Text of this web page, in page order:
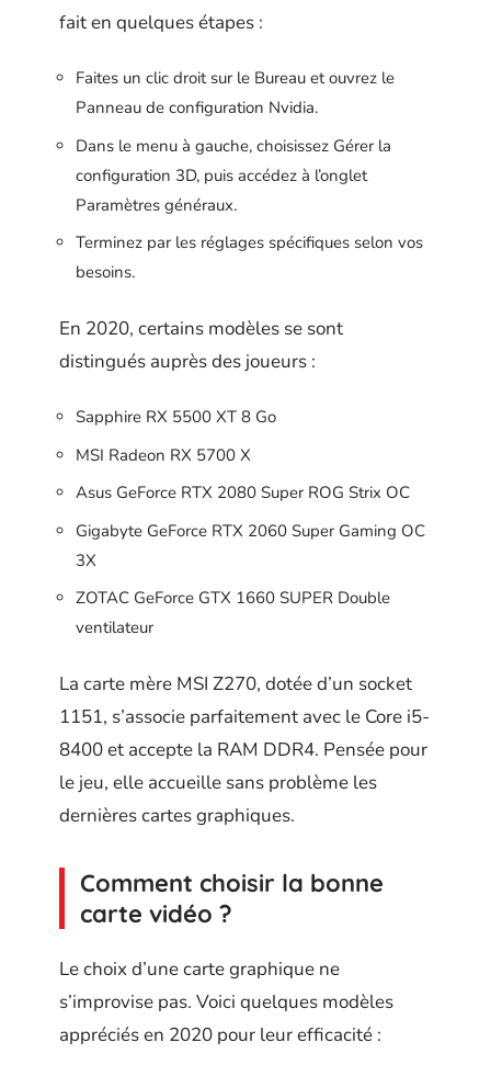
fait en quelques étapes :
Faites un clic droit sur le Bureau et ouvrez le
Panneau de configuration Nvidia.
Dans le menu à gauche, choisissez Gérer la
configuration 3D, puis accédez à l’onglet
Paramètres généraux.
Terminez par les réglages spécifiques selon vos
besoins.
En 2020, certains modèles se sont
distingués auprès des joueurs :
Sapphire RX 5500 XT 8 Go
MSI Radeon RX 5700 X
Asus GeForce RTX 2080 Super ROG Strix OC
Gigabyte GeForce RTX 2060 Super Gaming OC
3X
ZOTAC GeForce GTX 1660 SUPER Double
ventilateur
La carte mère MSI Z270, dotée d’un socket
1151, s’associe parfaitement avec le Core i5-
8400 et accepte la RAM DDR4. Pensée pour
le jeu, elle accueille sans problème les
dernières cartes graphiques.
Comment choisir la bonne
carte vidéo ?
Le choix d’une carte graphique ne
s’improvise pas. Voici quelques modèles
appréciés en 2020 pour leur efficacité :